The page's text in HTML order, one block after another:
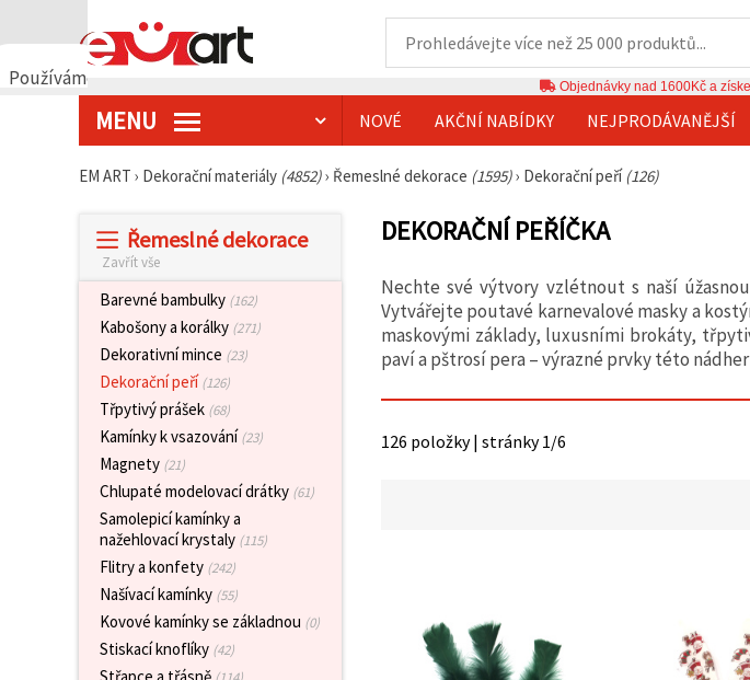
Používáme
Objednávky nad 1600Kč a
MENU NOVÉ AKČNÍ NABÍDKY NEJPRODÁVANĚJŠÍ
EM ART › Dekorační materiály (4852)› Řemeslné dekorace (1595)› Dekorační peří (126)
Řemeslné dekorace
Zavřít vše
Barevné bambulky (162)
Kabošony a korálky (271)
Dekorativní mince (23)
Dekorační peří(126)
Třpytivý prášek (68)
Kamínky k vsazování(23)
Magnety (21)
Chlupaté modelovací drátky (61)
Samolepicí kamínky a
nažehlovací krystaly (115)
Flitry a konfety (242)
Našívací kamínky (55)
Kovové kamínky se základnou (0)
Stiskací knoflíky (42)
DEKORAČNÍ PEŘÍČKA
Nechte své výtvory vzlétnout s naší
Vytvářejte poutavé karnevalové masky a
maskovými základy, luxusními brokáty,
paví a pštrosí pera – výrazné prvky této
126 položky | stránky 1/6